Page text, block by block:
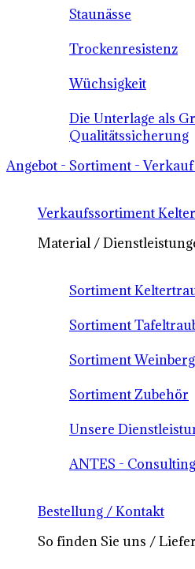
Staunässe
Trockenresistenz
Wüchsigkeit
Die Unterlage als
Qualitätssicherung
Angebot - Sortiment -
Verkaufssortiment
Material /
Sortiment
Sortiment
Sortiment
Sortiment Zubehör
Unsere
ANTES - Consulting
Bestellung / Kontakt
So finden Sie uns /